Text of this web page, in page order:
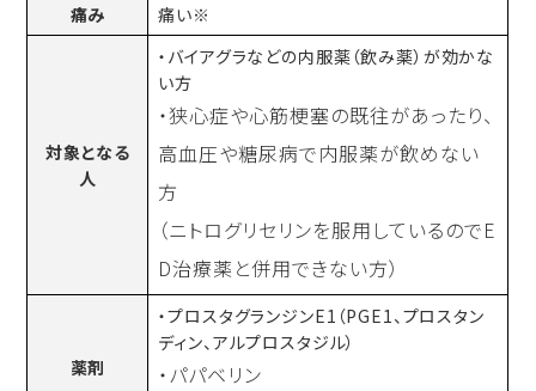
痛み 痛い※
対象となる
人
・バイアグラなどの内服薬（飲み薬）が効かな
い方
・狭心症や心筋梗塞の既往があったり、
高血圧や糖尿病で内服薬が飲めない
方
（ニトログリセリンを服用しているのでE
D治療薬と併用できない方）
薬剤
・プロスタグランジンE1（PGE1、プロスタン
ディン、アルプロスタジル）
・パパベリン